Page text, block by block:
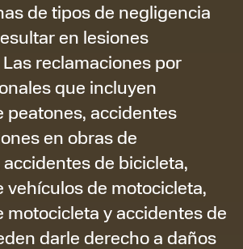
de tipos de negligencia
en lesiones
reclamaciones por
que incluyen
peatones, accidentes
en obras de
de bicicleta,
vehículos de motocicleta,
motocicleta y accidentes de
darle derecho a daños